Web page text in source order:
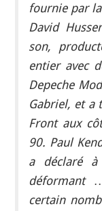
fournie par
David
son,
entier avec
Depeche
Gabriel, et a
Front aux
90. Paul
a déclaré
déformant
certain